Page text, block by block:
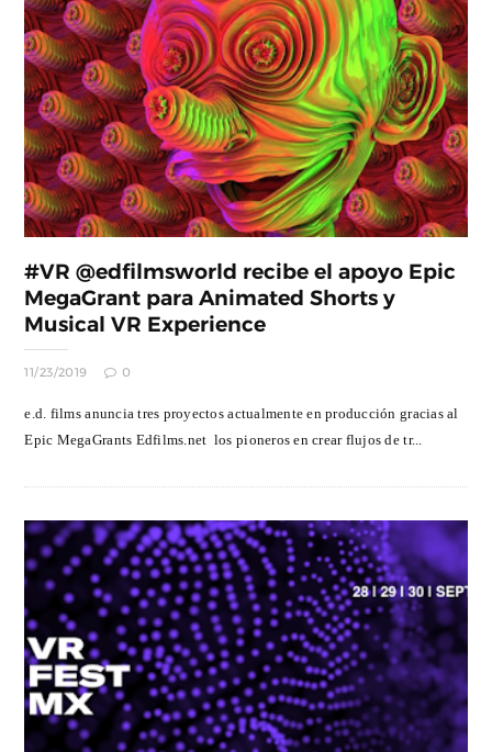
#VR @edfilmsworld recibe el apoyo Epic
MegaGrant para Animated Shorts y
Musical VR Experience
11/23/2019 0
e.d. films anuncia tres proyectos actualmente en producción gracias al
Epic MegaGrants Edfilms.net los pioneros en crear flujos de tr...